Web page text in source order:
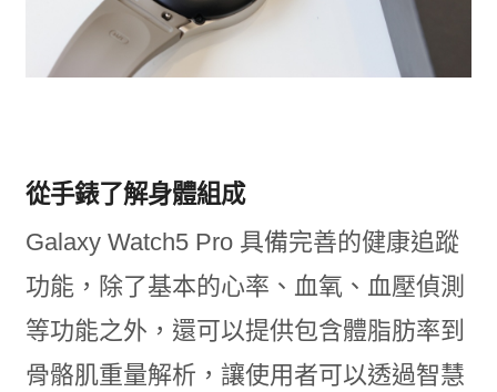
從手錶了解身體組成
Galaxy Watch5 Pro 具備完善的健康追蹤
功能，除了基本的心率、血氧、血壓偵測
等功能之外，還可以提供包含體脂肪率到
骨骼肌重量解析，讓使用者可以透過智慧